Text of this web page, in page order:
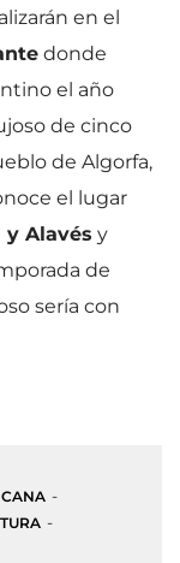
en el
donde
el año
de cinco
de Algorfa,
el lugar
y Alavés y
de
sería con